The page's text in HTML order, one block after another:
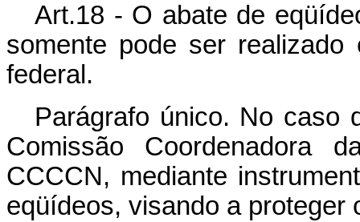
Art.18 - O abate de
somente pode ser realizado
federal.
Parágrafo único. No caso
Comissão Coordenadora
CCCCN, mediante
eqüídeos, visando a proteger